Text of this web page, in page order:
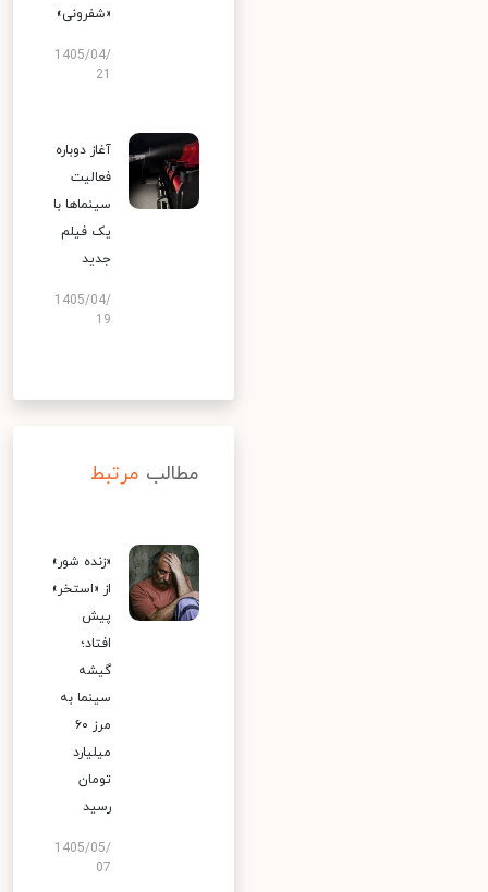
«شفرونی»
1405/04/
آغاز دوباره
فعالیت
سینماها با
یک فیلم
جدید
1405/04/
19
مطالب مرتبط
«زنده شور»
از «استخر»
پیش
افتاد؛
گیشه
سینما به
مرز ۶۰
میلیارد
تومان
رسید
1405/05/
07